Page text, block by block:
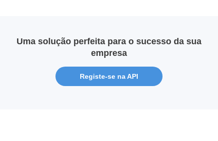
Uma solução perfeita para o sucesso da sua
empresa
Registe-se na API